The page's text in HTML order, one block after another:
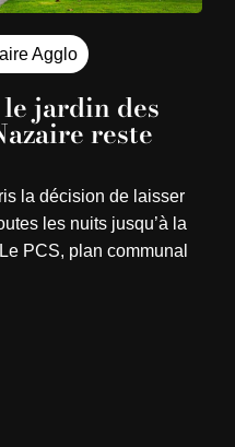
Agglo
le jardin des
reste
la décision de laisser
les nuits jusqu’à la
PCS, plan communal